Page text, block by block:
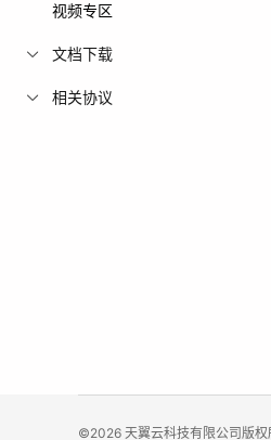
视频专区
文档下载
相关协议
©2026 天翼云科技有限公司版权